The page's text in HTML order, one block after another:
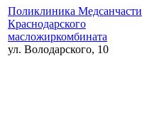
Поликлиника Медсанчасти
Краснодарского
масложиркомбината
ул. Володарского, 10